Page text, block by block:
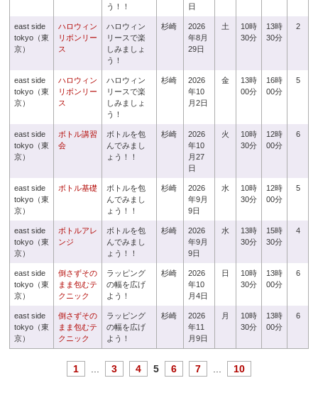
う！！
日
east side
tokyo（東
京）
ハロウィン
リボンリー
ス
ハロウィン
リースで楽
しみましょ
う！
杉崎
2026
年8月
29日
土
10時
30分
13時
30分
2
east side
tokyo（東
京）
ハロウィン
リボンリー
ス
ハロウィン
リースで楽
しみましょ
う！
杉崎
2026
年10
月2日
金
13時
00分
16時
00分
5
east side
tokyo（東
京）
ボトル講習
会
ボトルを包
んでみまし
ょう！！
杉崎
2026
年10
月27
日
火
10時
30分
12時
00分
6
east side
tokyo（東
京）
ボトル基礎
ボトルを包
んでみまし
ょう！！
杉崎
2026
年9月
9日
水
10時
30分
12時
00分
5
east side
tokyo（東
京）
ボトルアレ
ンジ
ボトルを包
んでみまし
ょう！！
杉崎
2026
年9月
9日
水
13時
30分
15時
30分
4
east side
tokyo（東
京）
倒さずその
まま包むテ
クニック
ラッピング
の幅を広げ
よう！
杉崎
2026
年10
月4日
日
10時
30分
13時
00分
6
east side
tokyo（東
京）
倒さずその
まま包むテ
クニック
ラッピング
の幅を広げ
よう！
杉崎
2026
年11
月9日
月
10時
30分
13時
00分
6
1 3 4 5 6 7 10